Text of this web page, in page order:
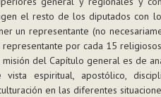
el resto de los diputados con
un representante (no
representante por cada 15 religiosos
misión del Capítulo general es de
vista espiritual, apostólico,
en las diferentes